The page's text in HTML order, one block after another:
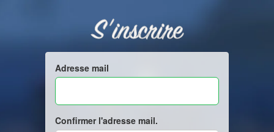
S'inscrire
Adresse mail
Confirmer l'adresse mail.